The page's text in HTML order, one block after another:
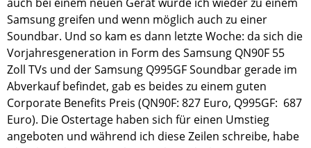
Samsung greifen und wenn möglich auch zu einer
Soundbar. Und so kam es dann letzte Woche: da sich die
Vorjahresgeneration in Form des Samsung QN90F 55
Zoll TVs und der Samsung Q995GF Soundbar gerade im
Abverkauf befindet, gab es beides zu einem guten
Corporate Benefits Preis (QN90F: 827 Euro, Q995GF: 687
Euro). Die Ostertage haben sich für einen Umstieg
angeboten und während ich diese Zeilen schreibe, habe